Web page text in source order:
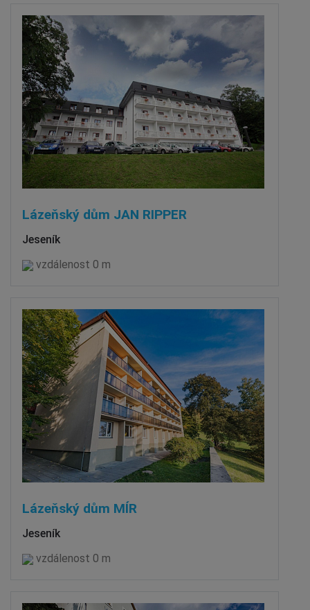
Lázeňský dům JAN RIPPER
Jeseník
vzdálenost 0 m
Lázeňský dům MÍR
Jeseník
vzdálenost 0 m